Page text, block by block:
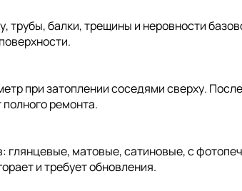
балки, трещины и неровности
при затоплении соседями сверху.
ремонта.
глянцевые, матовые, сатиновые, с
и требует обновления.